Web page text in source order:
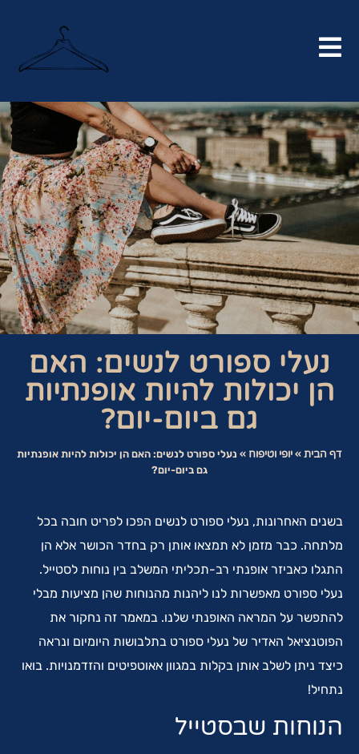
נעלי ספורט לנשים: האם
הן יכולות להיות אופנתיות
גם ביום-יום?
דף הבית » יופי וטיפוח » נעלי ספורט לנשים: האם הן יכולות להיות אופנתיות
גם ביום-יום?
בשנים האחרונות, נעלי ספורט לנשים הפכו לפריט חובה בכל
מלתחה. כבר מזמן לא תמצאו אותן רק בחדר הכושר אלא הן
התגלו כאביזר אופנתי רב-תכליתי המשלב בין נוחות לסטייל.
נעלי ספורט מאפשרות לנו ליהנות מהנוחות שהן מציעות מבלי
להתפשר על המראה האופנתי שלנו. במאמר זה נחקור את
הפוטנציאל האדיר של נעלי ספורט בתלבושות היומיום ונראה
כיצד ניתן לשלב אותן בקלות במגוון אאוטפיטים והזדמנויות. בואו
נתחיל!
הנוחות שבסטייל